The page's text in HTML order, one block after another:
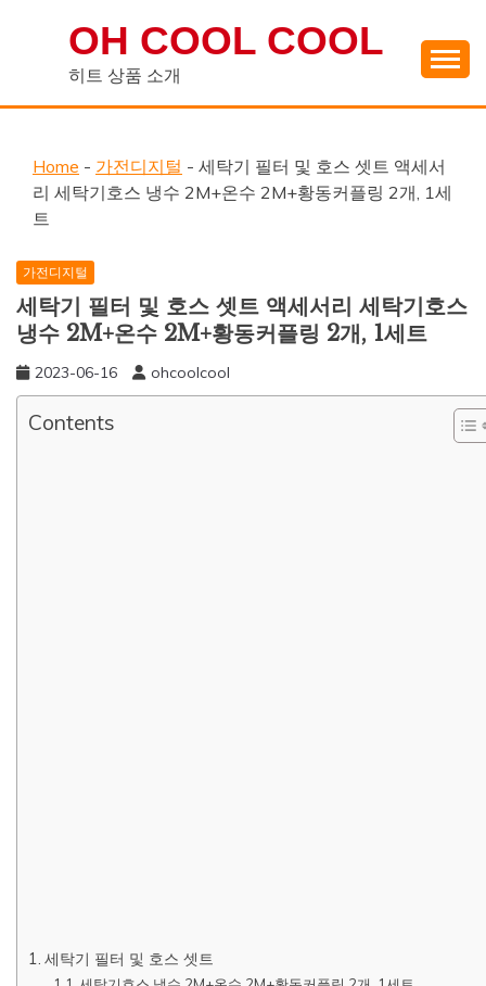
OH COOL COOL
히트 상품 소개
Home - 가전디지털 - 세탁기 필터 및 호스 셋트 액세서
리 세탁기호스 냉수 2M+온수 2M+황동커플링 2개, 1세
트
가전디지털
세탁기 필터 및 호스 셋트 액세서리 세탁기호스
냉수 2M+온수 2M+황동커플링 2개, 1세트
2023-06-16 ohcoolcool
Contents
세탁기 필터 및 호스 셋트